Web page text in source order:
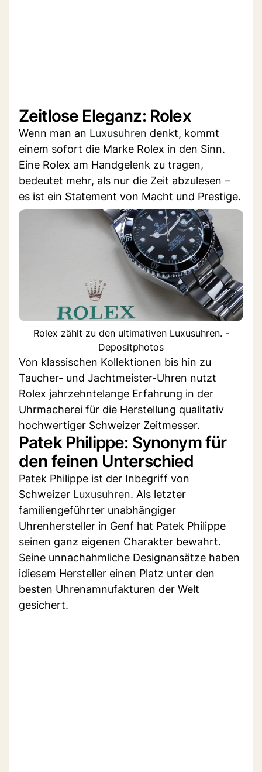
Zeitlose Eleganz: Rolex
Wenn man an Luxusuhren denkt, kommt
einem sofort die Marke Rolex in den Sinn.
Eine Rolex am Handgelenk zu tragen,
bedeutet mehr, als nur die Zeit abzulesen –
es ist ein Statement von Macht und Prestige.
Rolex zählt zu den ultimativen Luxusuhren. -
Depositphotos
Von klassischen Kollektionen bis hin zu
Taucher- und Jachtmeister-Uhren nutzt
Rolex jahrzehntelange Erfahrung in der
Uhrmacherei für die Herstellung qualitativ
hochwertiger Schweizer Zeitmesser.
Patek Philippe: Synonym für
den feinen Unterschied
Patek Philippe ist der Inbegriff von
Schweizer Luxusuhren. Als letzter
familiengeführter unabhängiger
Uhrenhersteller in Genf hat Patek Philippe
seinen ganz eigenen Charakter bewahrt.
Seine unnachahmliche Designansätze haben
idiesem Hersteller einen Platz unter den
besten Uhrenamnufakturen der Welt
gesichert.